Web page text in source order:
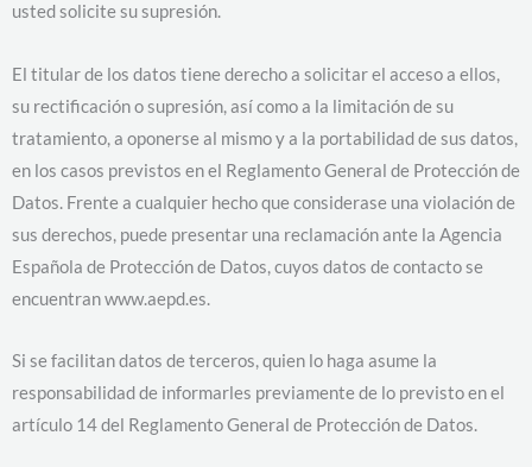
usted solicite su supresión.
El titular de los datos tiene derecho a solicitar el acceso a ellos,
su rectificación o supresión, así como a la limitación de su
tratamiento, a oponerse al mismo y a la portabilidad de sus datos,
en los casos previstos en el Reglamento General de Protección de
Datos. Frente a cualquier hecho que considerase una violación de
sus derechos, puede presentar una reclamación ante la Agencia
Española de Protección de Datos, cuyos datos de contacto se
encuentran www.aepd.es.
Si se facilitan datos de terceros, quien lo haga asume la
responsabilidad de informarles previamente de lo previsto en el
artículo 14 del Reglamento General de Protección de Datos.